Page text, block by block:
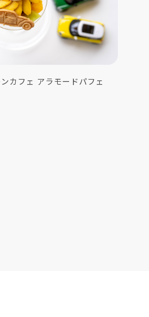
カフェ アラモードパフェ